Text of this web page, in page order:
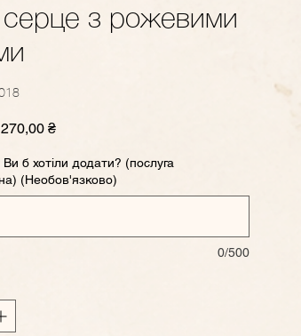
з рожевими
270,00 ₴За
б хотіли додати? (послуга
(Необов'язково)
0/500